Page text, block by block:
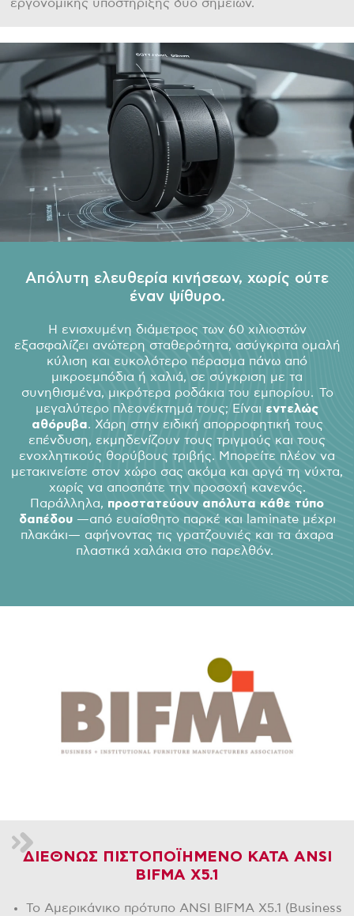
εργονομικής υποστήριξης δύο σημείων.
Απόλυτη ελευθερία κινήσεων, χωρίς ούτε
έναν ψίθυρο.
Η ενισχυμένη διάμετρος των 60 χιλιοστών
εξασφαλίζει ανώτερη σταθερότητα, ασύγκριτα ομαλή
κύλιση και ευκολότερο πέρασμα πάνω από
μικροεμπόδια ή χαλιά, σε σύγκριση με τα
συνηθισμένα, μικρότερα ροδάκια του εμπορίου. Το
μεγαλύτερο πλεονέκτημά τους; Είναι εντελώς
αθόρυβα. Χάρη στην ειδική απορροφητική τους
επένδυση, εκμηδενίζουν τους τριγμούς και τους
ενοχλητικούς θορύβους τριβής. Μπορείτε πλέον να
μετακινείστε στον χώρο σας ακόμα και αργά τη νύχτα,
χωρίς να αποσπάτε την προσοχή κανενός.
Παράλληλα, προστατεύουν απόλυτα κάθε τύπο
δαπέδου—από ευαίσθητο παρκέ και laminate μέχρι
πλακάκι— αφήνοντας τις γρατζουνιές και τα άχαρα
πλαστικά χαλάκια στο παρελθόν.
ΔΙΕΘΝΩΣ ΠΙΣΤΟΠΟΪΗΜΕΝΟ ΚΑΤΑ ANSI
BIFMA X5.1
Το Αμερικάνικο πρότυπο ANSI BIFMA X5.1 (Business